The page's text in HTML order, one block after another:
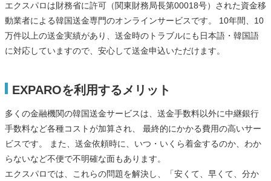
エクスパロは財務省に許可（関東財務局長第00018号）された資金移
動業者による韓国送金専門のオンラインサービスです。 10年間、10
万件以上の送金実績があり、送金時のトラブルにも日本語・韓国語
に対応していますので、安心して送金申込いただけます。
EXPAROを利用するメリット
多くの金融機関の韓国送金サービスは、送金手数料以外に中継銀行
手数料など各種コストが加算され、 最終的にかかる費用の高いサー
ビスです。 また、送金依頼時に、いつ・いくら着金するのか、わか
らないなど不便で不明確な面もあります。
エクスパロでは、これらの問題を解決し、「安くて、早くて、分か